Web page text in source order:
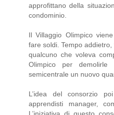
approfittano della
condominio.
Il Villaggio Olimpico
fare soldi. Tempo
qualcuno che voleva
Olimpico per
semicentrale un nuovo
L’idea del consorzio
apprendisti manager,
L’iniziativa di questo